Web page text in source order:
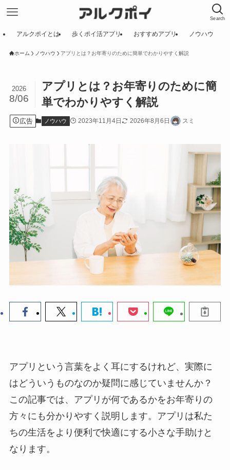
Search
アルクポイとは 歩くポイ活アプリ おすすめアプリ ノウハウ
ホーム ノウハウ アプリとは？お年寄りのために簡単でわかりやすく解説
アプリとは？お年寄りのために簡
単でわかりやすく解説
2026
8/06
広告 ノウハウ 2023年11月4日 2026年8月6日 スミ
アプリという言葉をよく耳にするけれど、実際に
はどういうものなのか疑問に感じていませんか？
この記事では、 アプリが何であるかをお年寄りの
方々にも分かりやすく説明 します。アプリは私た
ちの生活をより便利で快適にする小さな手助けと
なります。